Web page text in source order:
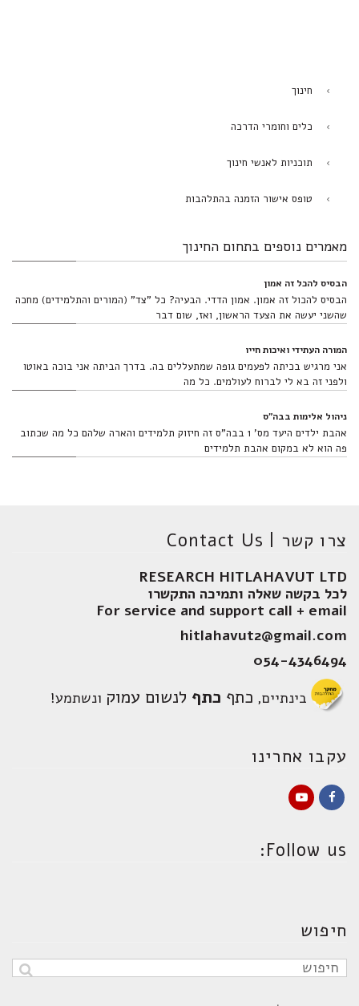
חינוך
כלים וחומרי הדרכה
תוכניות לאנשי חינוך
טופס אישור הזמנה בהתלהבות
מאמרים נוספים בתחום החינוך
הבסיס להכל זה אמון
הבסיס להכול זה אמון. אמון הדדי. הבעיה? כל "צד" (המורים והתלמידים) מחכה
שהשני יעשה את הצעד הראשון, ואז, שום דבר
המורה העתידי ואיכות חייו
אני מרגיש בכיתה לפעמים גופה שמתעללים בה. בדרך הביתה אני בוכה באוטו
ולפני זה בא לי לברוח לעולמים. כל מה
ניהול אלימות בבה"ס
אהבת ילדים היעד מס' 1 בבה"ס זה חיזוק תלמידים והארה שלהם כל מה שכתוב
פה הוא לא במקום אהבת תלמידים
צרו קשר | Contact Us
RESEARCH HITLAHAVUT LTD
לכל בקשה שאלה ותמיכה התקשרו
For service and support call + email
hitlahavut2@gmail.com
054-4346494
בינתיים, כתף כתף לנשום עמוק ונשתמע!
עקבו אחרינו
Follow us:
חיפוש